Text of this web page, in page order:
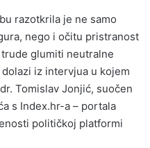
razotkrila je ne samo
nego i očitu pristranost
glumiti neutralne
iz intervjua u kojem
Tomislav Jonjić, suočen
s Index.hr-a – portala
političkoj platformi